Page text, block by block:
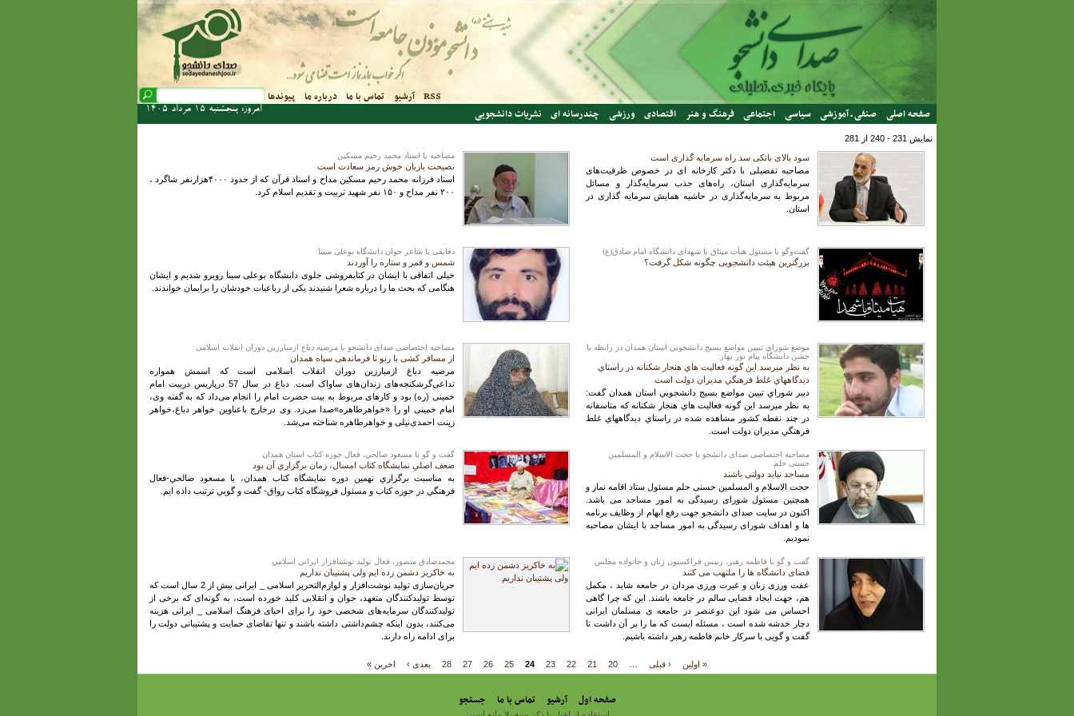
فرم جستجو
جستجو RSS آرشیو تماس با ما درباره ما پیوندها
صفحه اصلی صنفی ـ آموزشی سیاسی اجتماعی فرهنگ و هنر اقتصادی ورزشی چندرسانه ای نشریات دانشجویی امروز: پنجشنبه 15 مرداد 1405
نمایش 231 - 240 از 281
سود بالای بانکی سد راه سرمایه گذاری است
مصاحبه تفضیلی با دکتر کارخانه ای در خصوص ظرفیت‌های
سرمایه‌گذاری استان، راه‌های جذب سرمایه‌گذار و مسائل
مربوط به سرمایه‌گذاری در حاشیه همایش سرمایه گذاری در
استان.
مصاحبه‌ با استاد محمد رحیم مسکین
نصیحت بازبان خوش رمز سعادت است
استاد فرزانه محمد رحیم مسکین مداح و استاد قرآن که از حدود ۴۰۰۰هزارنفر شاگرد ،
۲۰۰ نفر مداح و ۱۵۰ نفر شهید تربیت و تقدیم اسلام کرد.
گفت‌وگو با مسئول هیأت میثاق با شهدای دانشگاه امام صادق(ع)
بزرگترین هیئت دانشجویی چگونه شکل گرفت؟
دقایقی با شاعر جوان دانشگاه بوعلی سینا:
شمس و قمر و ستاره را آوردند
خیلی اتفاقی با ایشان در کتابفروشی جلوی دانشگاه بوعلی سینا روبرو شدیم و ایشان
هنگامی که بحث ما را درباره شعرا شنیدند یکی از رباعیات خودشان را برایمان خواندند.
موضع شوراي تبيين مواضع بسيج دانشجويي استان همدان در رابطه با
جشن دانشگاه پيام نور بهار:
به نظر ميرسد اين گونه فعاليت هاي هنجار شكنانه در راستاي
ديدگاههاي غلط فرهنگي مديران دولت است
دبير شوراي تبيين مواضع بسيج دانشجويي استان همدان گفت:
به نظر ميرسد اين گونه فعاليت هاي هنجار شكنانه كه متاسفانه
در چند نقطه كشور مشاهده شده در راستاي ديدگاههاي غلط
فرهنگي مديران دولت است.
مصاحبه اختصاصی صدای دانشجو با مرضیه دباغ ازمبارزین دوران انقلاب اسلامی
از مسافر کشی با رنو تا فرماندهی سپاه همدان
مرضیه دباغ ازمبارزین دوران انقلاب اسلامی است که اسمش همواره
تداعی‌گرشکنجه‌های زندان‌های ساواک است. دباغ در سال 57 درپاریس دربیت امام
خمینی (ره) بود و کارهای مربوط به بیت حضرت امام را انجام می‌داد که به گفته وی،
امام خمینی او را «خواهرطاهره»صدا می‌زد. وی درخارج باعناوین خواهر دباغ،خواهر
زینت احمدی‌نیلی و خواهرطاهره شناخته می‌شد.
مصاحبه اختصاصی صدای دانشجو با حجت الاسلام و المسلمین
حسنی حلم
مساجد نباید دولتی باشند
حجت الاسلام و المسلمین حسنی حلم مسئول ستاد اقامه نماز و
همچنین مسئول شورای رسیدگی به امور مساجد می باشد.
اکنون در سایت صدای دانشجو جهت رفع ابهام از وظایف برنامه
ها و اهداف شورای رسیدگی به امور مساجد با ایشان مصاحبه
نمودیم.
گفت و گو با مسعود صالحي، فعال حوزه كتاب استان همدان
ضعف اصلي نمايشگاه كتاب امسال، زمان برگزاري آن بود
به مناسبت برگزاري نهمين دوره نمايشگاه كتاب همدان، با مسعود صالحي-فعال
فرهنگي در حوزه كتاب و مسئول فروشگاه كتاب رواق- گفت و گويي ترتيب داده ايم.
گفت و گو با فاطمه رهبر، رییس فراکسیون زنان و خانواده مجلس
فضای دانشگاه ها را ملتهب می کنند
عفت ورزی زنان و غیرت ورزی مردان در جامعه شاید ، مکمل
هم، جهت ایجاد فضایی سالم در جامعه باشند. این که چرا گاهی
احساس می شود این دوعنصر در جامعه ی مسلمان ایرانی
دچار خدشه شده است ، مسئله ایست که ما را بر آن داشت تا
گفت و گویی با سرکار خانم فاطمه رهبر داشته باشیم.
محمدصادق منصور، فعال توليد نوشتافزار ايراني اسلامي
به خاکریز دشمن زده ایم ولی پشتیبان نداریم
جریان‌سازی تولید نوشت‌افزار و لوازم‌التحریر اسلامی _ ایرانی بیش از 2 سال است که
توسط تولیدکنندگان متعهد، جوان و انقلابی کلید خورده است، به گونه‌ای که برخی از
تولیدکنندگان سرمایه‌های شخصی خود را برای احیای فرهنگ اسلامی _ ایرانی هزینه
می‌کنند، بدون اینکه چشم‌داشتی داشته باشند و تنها تقاضای حمایت و پشتیبانی دولت را
برای ادامه راه دارند.
« اولین ‹ قبلی 20
21
22
23
24
25
26
27
28 بعدی › اخرین »
صفحه اول آرشیو تماس با ما جستجو